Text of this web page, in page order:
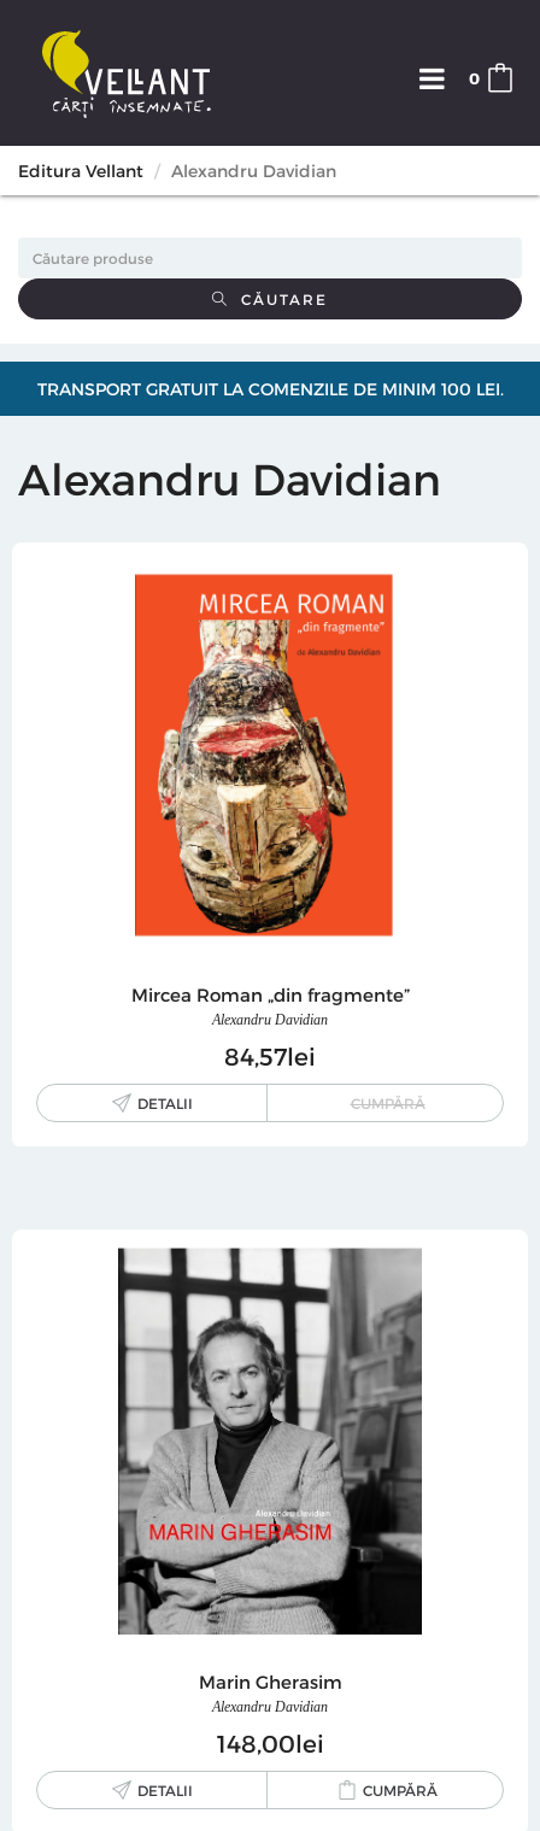
0
Editura Vellant Alexandru Davidian
CĂUTARE
TRANSPORT GRATUIT LA COMENZILE DE MINIM 100 LEI.
Alexandru Davidian
Mircea Roman „din fragmente”
Alexandru Davidian
8457lei
DETALII CUMPĂRĂ
Marin Gherasim
Alexandru Davidian
14800lei
DETALII CUMPĂRĂ